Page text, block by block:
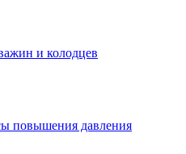
и колодцев
повышения давления